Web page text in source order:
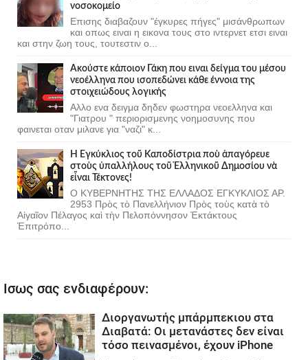
νοσοκομείο
Επισης διαβαζουν "έγκυρες πήγες" μισάνθρωπων
και οπως ειναι η εικονα τους στο ιντερνετ ετσι ειναι
και στην ζωη τους, τουτεστιν ο...
Ακούστε κάποιον Γάκη που ειναι δείγμα του μέσου
νεοέλληνα που ισοπεδώνει κάθε έννοια της
στοιχειώδους λογικής
Αλλο ενα δειγμα δηδεν φωστηρα νεοελληνα και
"Γιατρου " περιορισμενης νοημοσυνης που
φαινεται οταν μιλανε για "ναζι" κ...
Ἡ Ἐγκύκλιος τοῦ Καποδίστρια ποὺ ἀπαγόρευε
στοὺς ὑπαλλήλους τοῦ Ἑλληνικοῦ Δημοσίου νὰ
εἶναι Τέκτονες!
Ο ΚΥΒΕΡΝΗΤΗΣ ΤΗΣ ΕΛΛΑΔΟΣ ΕΓΚΥΚΛΙΟΣ ΑΡ.
2953 Πρὸς τὸ Πανελλήνιον Πρὸς τοὺς κατὰ τὸ
Αἰγαῖον Πέλαγος καὶ τὴν Πελοπόννησον Ἐκτάκτους
Ἐπιτρόπο...